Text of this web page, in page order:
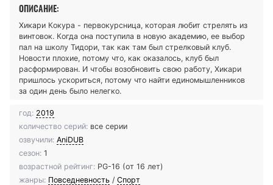
ОПИСАНИЕ:
Хикари Кокура - первокурсница, которая любит стрелять из
винтовок. Когда она поступила в новую академию, ее выбор
пал на школу Тидори, так как там был стрелковый клуб.
Новости плохие, потому что, как оказалось, клуб был
расформирован. И чтобы возобновить свою работу, Хикари
пришлось ускориться, потому что найти единомышленников
за один день было нелегко.
год: 2019
количество серий: все серии
озвучили: AniDUB
сезон: 1
возрастной рейтинг: PG-16 (от 16 лет)
жанры: Повседневность / Спорт